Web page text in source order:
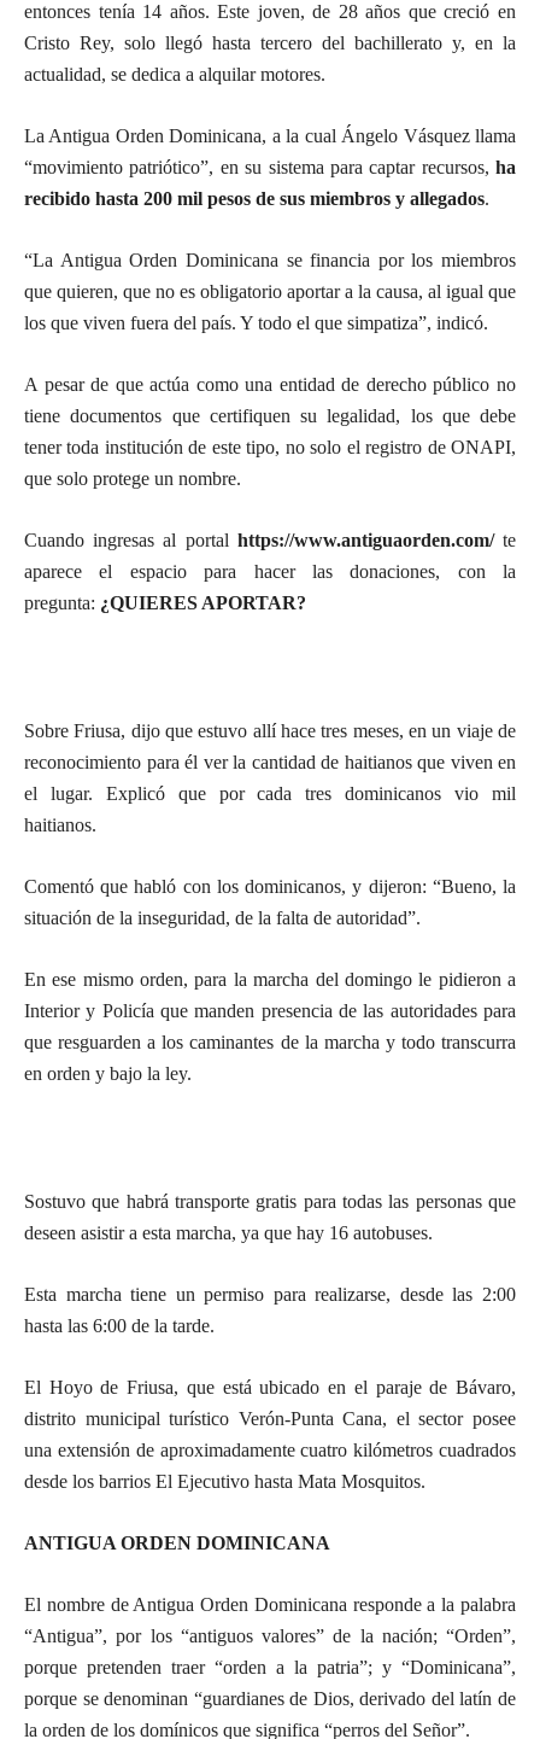
entonces tenía 14 años. Este joven, de 28 años que creció en
Cristo Rey, solo llegó hasta tercero del bachillerato y, en la
actualidad, se dedica a alquilar motores.
La Antigua Orden Dominicana, a la cual Ángelo Vásquez llama
“movimiento patriótico”, en su sistema para captar recursos, ha
recibido hasta 200 mil pesos de sus miembros y allegados.
“La Antigua Orden Dominicana se financia por los miembros
que quieren, que no es obligatorio aportar a la causa, al igual que
los que viven fuera del país. Y todo el que simpatiza”, indicó.
A pesar de que actúa como una entidad de derecho público no
tiene documentos que certifiquen su legalidad, los que debe
tener toda institución de este tipo, no solo el registro de ONAPI,
que solo protege un nombre.
Cuando ingresas al portal https://www.antiguaorden.com/te
aparece el espacio para hacer las donaciones, con la
pregunta: ¿QUIERES APORTAR?
Sobre Friusa, dijo que estuvo allí hace tres meses, en un viaje de
reconocimiento para él ver la cantidad de haitianos que viven en
el lugar. Explicó que por cada tres dominicanos vio mil
haitianos.
Comentó que habló con los dominicanos, y dijeron: “Bueno, la
situación de la inseguridad, de la falta de autoridad”.
En ese mismo orden, para la marcha del domingo le pidieron a
Interior y Policía que manden presencia de las autoridades para
que resguarden a los caminantes de la marcha y todo transcurra
en orden y bajo la ley.
Sostuvo que habrá transporte gratis para todas las personas que
deseen asistir a esta marcha, ya que hay 16 autobuses.
Esta marcha tiene un permiso para realizarse, desde las 2:00
hasta las 6:00 de la tarde.
El Hoyo de Friusa, que está ubicado en el paraje de Bávaro,
distrito municipal turístico Verón-Punta Cana, el sector posee
una extensión de aproximadamente cuatro kilómetros cuadrados
desde los barrios El Ejecutivo hasta Mata Mosquitos.
ANTIGUA ORDEN DOMINICANA
El nombre de Antigua Orden Dominicana responde a la palabra
“Antigua”, por los “antiguos valores” de la nación; “Orden”,
porque pretenden traer “orden a la patria”; y “Dominicana”,
porque se denominan “guardianes de Dios, derivado del latín de
la orden de los domínicos que significa “perros del Señor”.